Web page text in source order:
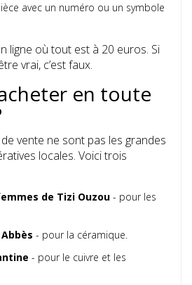
avec un numéro ou un symbole
ligne où tout est à 20 euros. Si
vrai, c’est faux.
en toute
vente ne sont pas les grandes
locales. Voici trois
de Tizi Ouzou - pour les
- pour la céramique.
- pour le cuivre et les